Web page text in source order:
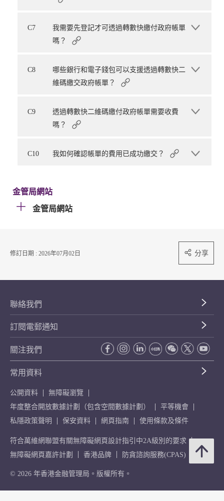
C7
我需要先登記才可透過轉數快繳付政府帳單
嗎？
C8
哪些銀行和電子錢包可以支援透過轉數快二
維碼繳交政府帳單？
C9
透過轉數快二維碼繳付政府帳單需要收費
嗎？
C10 我如何確認帳單的費用已成功繳交？
金管局網站
金管局網站
修訂日期 : 2026年07月02日 分享
聯絡我們
訂閱電郵通知
關注我們
常用資料
公開資料
無障礙瀏覽
年度整合開放數據計劃（包含空間數據計劃）
平等機會
私隱政策聲明
保安資料 網頁指南 使用條款及條件
符合萬維網聯盟有關無障礙網頁設計指引中2A級別的要求
無障礙網頁嘉許計劃
香港品牌 防貪諮詢服務(CPAS)
© 2026 年香港金融管理局。版權所有。